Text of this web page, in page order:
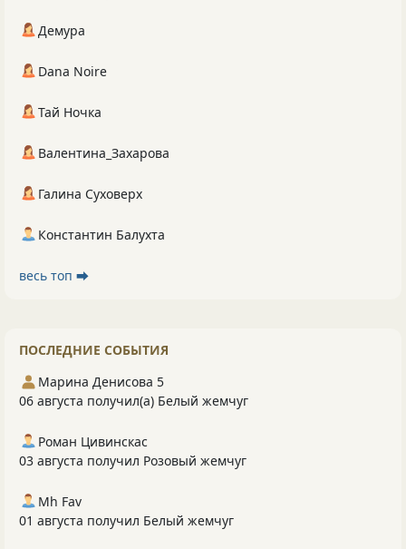
Демура
Dana Noire
Тай Ночка
Валентина_Захарова
Галина Суховерх
Константин Балухта
весь топ ⮕
ПОСЛЕДНИЕ СОБЫТИЯ
Марина Денисова 5
06 августа получил(а) Белый жемчуг
Роман Цивинскас
03 августа получил Розовый жемчуг
Mh Fav
01 августа получил Белый жемчуг